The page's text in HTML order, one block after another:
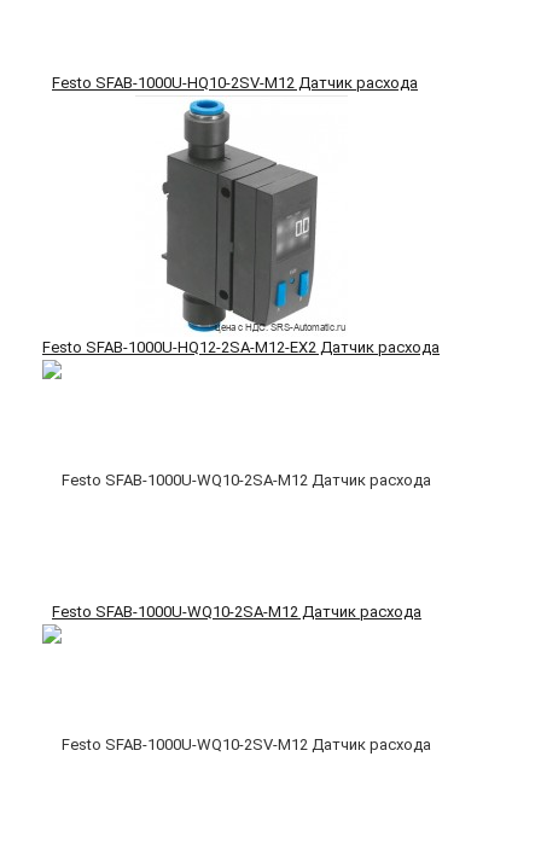
Festo SFAB-1000U-HQ10-2SV-M12 Датчик расхода
Festo SFAB-1000U-HQ12-2SA-M12-EX2 Датчик расхода
Festo SFAB-1000U-WQ10-2SA-M12 Датчик расхода